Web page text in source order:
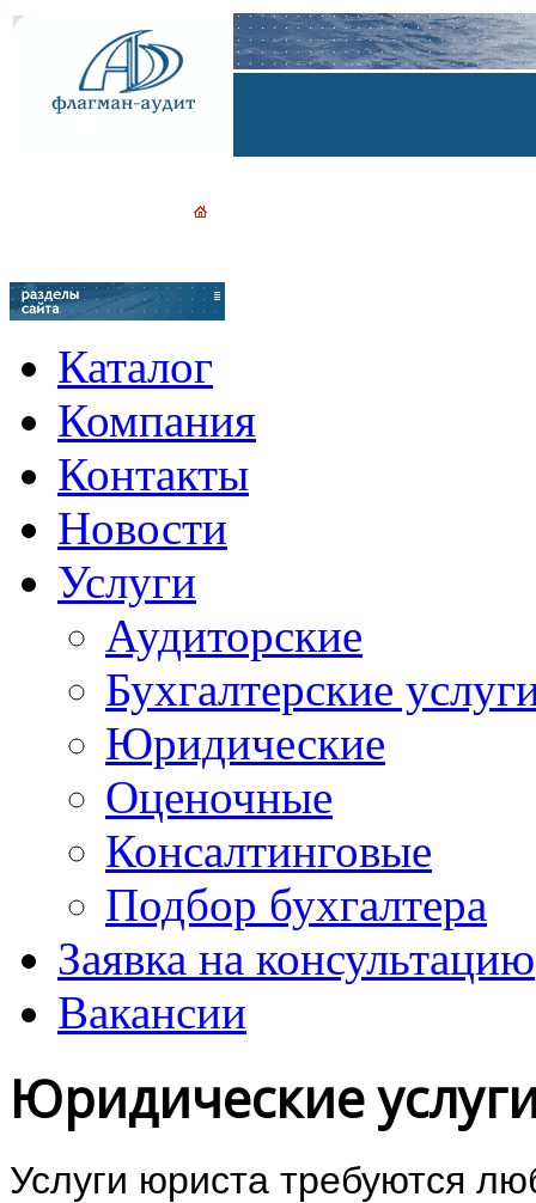
Каталог
Компания
Контакты
Новости
Услуги
Аудиторские
Бухгалтерские
Юридические
Оценочные
Консалтинговые
Подбор бухгалтера
Заявка на консультацию
Вакансии
Юридические
Услуги юриста требуются